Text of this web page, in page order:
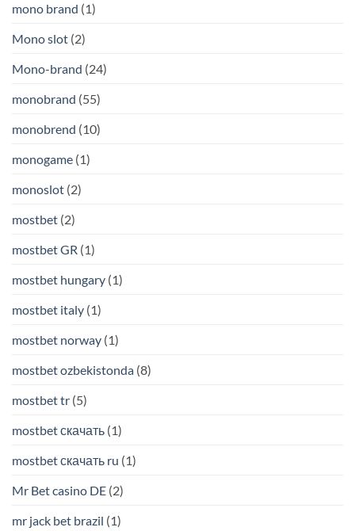
mono brand (1)
Mono slot (2)
Mono-brand (24)
monobrand (55)
monobrend (10)
monogame (1)
monoslot (2)
mostbet (2)
mostbet GR (1)
mostbet hungary (1)
mostbet italy (1)
mostbet norway (1)
mostbet ozbekistonda (8)
mostbet tr (5)
mostbet скачать (1)
mostbet скачать ru (1)
Mr Bet casino DE (2)
mr jack bet brazil (1)